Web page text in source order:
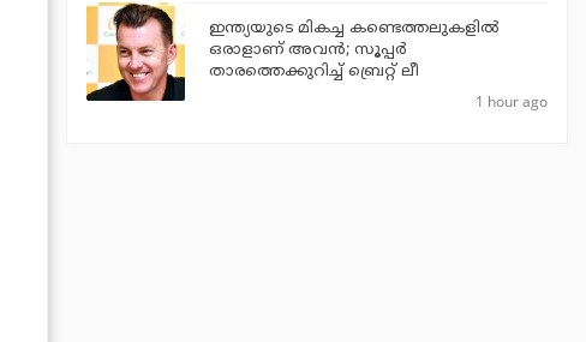
ഇന്ത്യയുടെ മികച്ച കണ്ടെത്തലുകളില്‍
ഒരാളാണ് അവന്‍; സൂപ്പര്‍
താരത്തെക്കുറിച്ച് ബ്രെറ്റ് ലീ
1 hour ago